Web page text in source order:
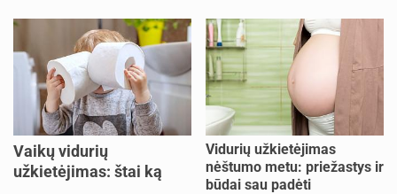
Vaikų vidurių
užkietėjimas: štai ką
Vidurių užkietėjimas
nėštumo metu: priežastys ir
būdai sau padėti